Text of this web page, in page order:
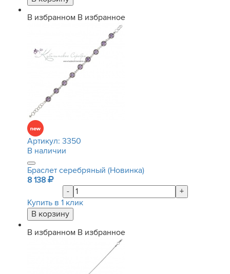
В избранном В избранное
Артикул: 3350
В наличии
Браслет серебряный (Новинка)
8 138
-
+
Купить в 1 клик
В избранном В избранное